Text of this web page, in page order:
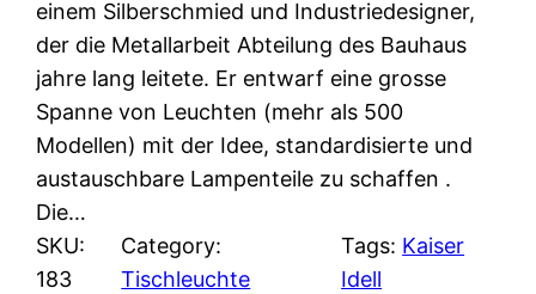
einem Silberschmied und Industriedesigner,
der die Metallarbeit Abteilung des Bauhaus
jahre lang leitete. Er entwarf eine grosse
Spanne von Leuchten (mehr als 500
Modellen) mit der Idee, standardisierte und
austauschbare Lampenteile zu schaffen .
Die…
SKU:
183
Category:
Tischleuchte
Tags: Kaiser
Idell